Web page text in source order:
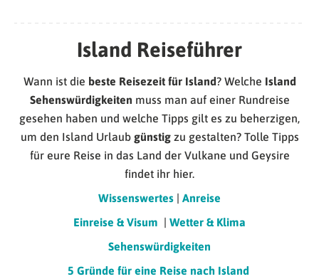
Island Reiseführer
Wann ist die beste Reisezeit für Island? Welche Island
Sehenswürdigkeiten muss man auf einer Rundreise
gesehen haben und welche Tipps gilt es zu beherzigen,
um den Island Urlaub günstigzu gestalten? Tolle Tipps
für eure Reise in das Land der Vulkane und Geysire
findet ihr hier.
Wissenswertes | Anreise
Einreise & Visum | Wetter & Klima
Sehenswürdigkeiten
5 Gründe für eine Reise nach Island